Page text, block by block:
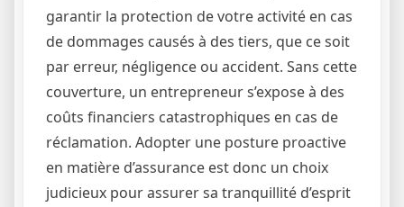
garantir la protection de votre activité en cas
de dommages causés à des tiers, que ce soit
par erreur, négligence ou accident. Sans cette
couverture, un entrepreneur s’expose à des
coûts financiers catastrophiques en cas de
réclamation. Adopter une posture proactive
en matière d’assurance est donc un choix
judicieux pour assurer sa tranquillité d’esprit